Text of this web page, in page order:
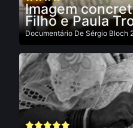
Imagem
Filho e Paula
Documentário De Sérgio Bloch